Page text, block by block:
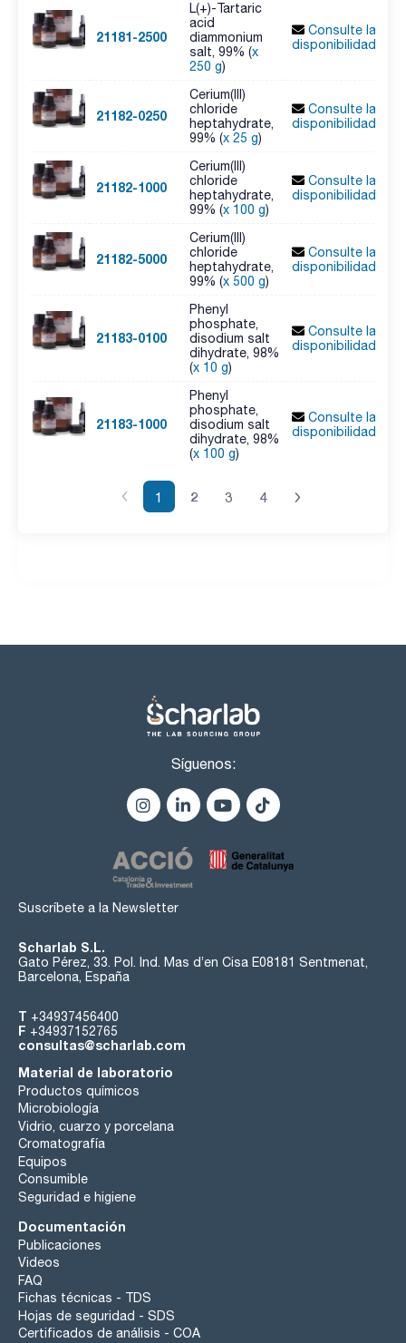
21181-2500
L(+)-Tartaric
acid
diammonium
salt, 99% (x
250 g)
Consulte la
disponibilidad
21182-0250
Cerium(III)
chloride
heptahydrate,
99% (x 25 g)
Consulte la
disponibilidad
21182-1000
Cerium(III)
chloride
heptahydrate,
99% (x 100 g)
Consulte la
disponibilidad
21182-5000
Cerium(III)
chloride
heptahydrate,
99% (x 500 g)
Consulte la
disponibilidad
21183-0100
Phenyl
phosphate,
disodium salt
dihydrate, 98%
(x 10 g)
Consulte la
disponibilidad
21183-1000
Phenyl
phosphate,
disodium salt
dihydrate, 98%
(x 100 g)
Consulte la
disponibilidad
1 2 3 4
Síguenos:
Suscríbete a la Newsletter
Scharlab S.L.
Gato Pérez, 33. Pol. Ind. Mas d’en Cisa E08181 Sentmenat,
Barcelona, España
T +34937456400
F +34937152765
consultas@scharlab.com
Material de laboratorio
Productos químicos
Microbiología
Vidrio, cuarzo y porcelana
Cromatografía
Equipos
Consumible
Seguridad e higiene
Documentación
Publicaciones
Videos
FAQ
Fichas técnicas - TDS
Hojas de seguridad - SDS
Certificados de análisis - COA